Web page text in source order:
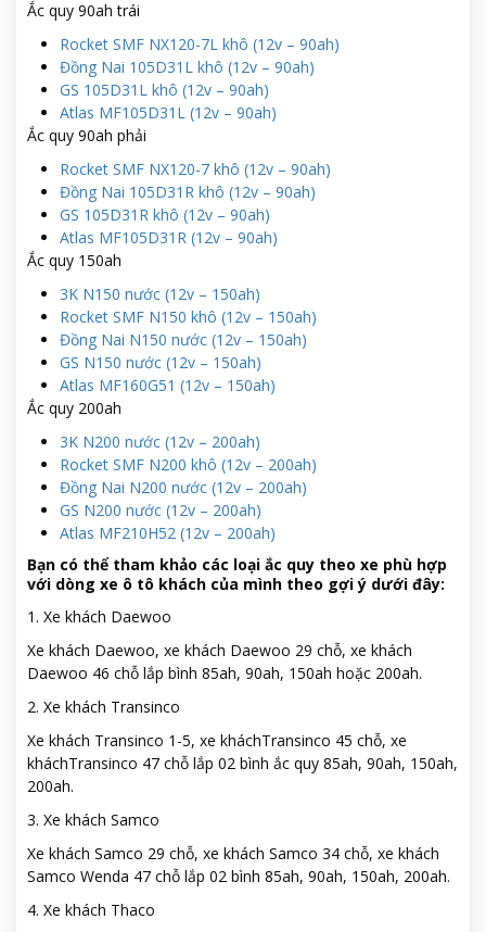
Ắc quy 90ah trái
Rocket SMF NX120-7L khô (12v – 90ah)
Đồng Nai 105D31L khô (12v – 90ah)
GS 105D31L khô (12v – 90ah)
Atlas MF105D31L (12v – 90ah)
Ắc quy 90ah phải
Rocket SMF NX120-7 khô (12v – 90ah)
Đồng Nai 105D31R khô (12v – 90ah)
GS 105D31R khô (12v – 90ah)
Atlas MF105D31R (12v – 90ah)
Ắc quy 150ah
3K N150 nước (12v – 150ah)
Rocket SMF N150 khô (12v – 150ah)
Đồng Nai N150 nước (12v – 150ah)
GS N150 nước (12v – 150ah)
Atlas MF160G51 (12v – 150ah)
Ắc quy 200ah
3K N200 nước (12v – 200ah)
Rocket SMF N200 khô (12v – 200ah)
Đồng Nai N200 nước (12v – 200ah)
GS N200 nước (12v – 200ah)
Atlas MF210H52 (12v – 200ah)
Bạn có thể tham khảo các loại ắc quy theo xe phù hợp
với dòng xe ô tô khách của mình theo gợi ý dưới đây:
1. Xe khách Daewoo
Xe khách Daewoo, xe khách Daewoo 29 chỗ, xe khách
Daewoo 46 chỗ lắp bình 85ah, 90ah, 150ah hoặc 200ah.
2. Xe khách Transinco
Xe khách Transinco 1-5, xe kháchTransinco 45 chỗ, xe
kháchTransinco 47 chỗ lắp 02 bình ắc quy 85ah, 90ah, 150ah,
200ah.
3. Xe khách Samco
Xe khách Samco 29 chỗ, xe khách Samco 34 chỗ, xe khách
Samco Wenda 47 chỗ lắp 02 bình 85ah, 90ah, 150ah, 200ah.
4. Xe khách Thaco